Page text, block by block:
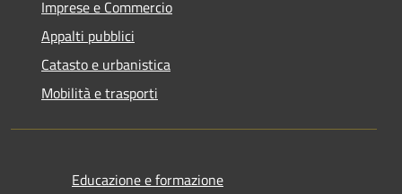
Imprese e Commercio
Appalti pubblici
Catasto e urbanistica
Mobilità e trasporti
Educazione e formazione